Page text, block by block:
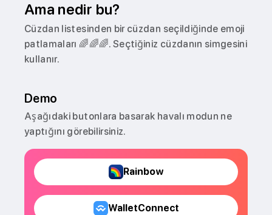
Ama nedir bu?
Cüzdan listesinden bir cüzdan seçildiğinde emoji
patlamaları 🌈🌈🌈. Seçtiğiniz cüzdanın simgesini
kullanır.
Demo
Aşağıdaki butonlara basarak havalı modun ne
yaptığını görebilirsiniz.
Rainbow
WalletConnect